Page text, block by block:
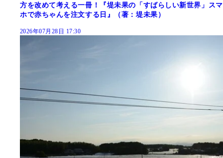
方を改めて考える一冊！『堤未果の「すばらしい新世界」スマ
ホで赤ちゃんを注文する日』（著：堤未果）
2026年07月28日 17:30